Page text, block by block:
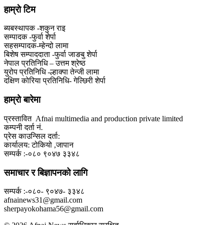
हाम्राे टिम
ब्यबस्थापक -शकुन राइ
सम्पादक -फुर्वा शेर्पा
सहसम्पादक-म्हेन्दो लामा
‍बिशेष सम्पाददाता -फुर्वा जा‌ङबु शेर्पा
नेपाल प्रतिनिधि – उत्तम श्रेष्ठ
युरोप प्रतिनिधि -ल्हाक्पा तेन्जी लामा
दक्षिण कोरिया प्रतिनिधि- गेल्छिरी शेर्पा
हाम्रो बारेमा
प्रस्तावित Afnai multimedia and production private limited
कम्पनी दर्ता नं.
प्रेस काउन्सिल दर्ता:
कार्यालय: टोकियो ,जापान
सम्पर्क :-०८० ९०४७ ३३४८
समाचार र बिज्ञापनको लागि
सम्पर्क :-०८०- ९०४७- ३३४८
afnainews31@gmail.com
sherpayokohama56@gmail.com